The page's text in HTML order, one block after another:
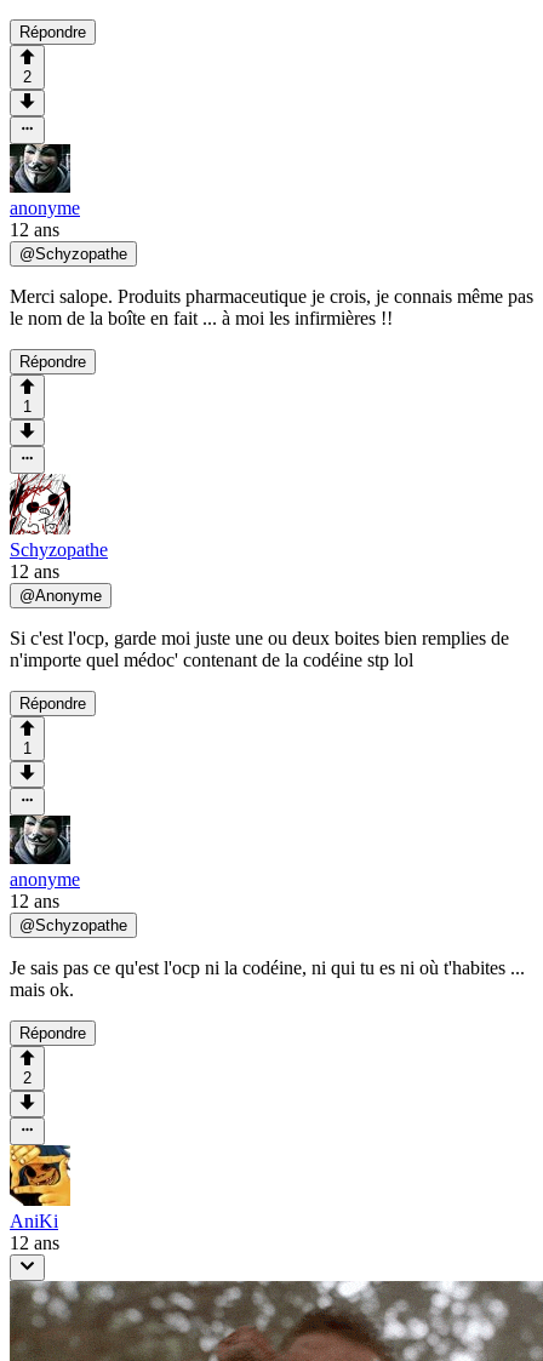
Répondre
2
anonyme
12 ans
@Schyzopathe
Merci salope. Produits pharmaceutique je crois, je connais même pas
le nom de la boîte en fait ... à moi les infirmières !!
Répondre
1
Schyzopathe
12 ans
@Anonyme
Si c'est l'ocp, garde moi juste une ou deux boites bien remplies de
n'importe quel médoc' contenant de la codéine stp lol
Répondre
1
anonyme
12 ans
@Schyzopathe
Je sais pas ce qu'est l'ocp ni la codéine, ni qui tu es ni où t'habites ...
mais ok.
Répondre
2
AniKi
12 ans